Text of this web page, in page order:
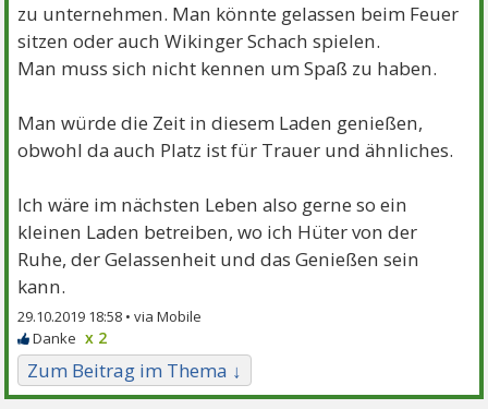
zu unternehmen. Man könnte gelassen beim Feuer
sitzen oder auch Wikinger Schach spielen.
Man muss sich nicht kennen um Spaß zu haben.
Man würde die Zeit in diesem Laden genießen,
obwohl da auch Platz ist für Trauer und ähnliches.
Ich wäre im nächsten Leben also gerne so ein
kleinen Laden betreiben, wo ich Hüter von der
Ruhe, der Gelassenheit und das Genießen sein
kann.
29.10.2019 18:58 •
x 2
Zum Beitrag im Thema ↓